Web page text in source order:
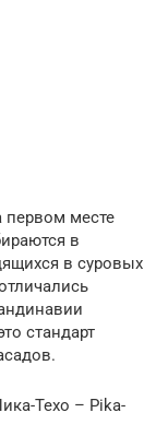
первом месте
в
в суровых
стандарт
Техо – Pika-